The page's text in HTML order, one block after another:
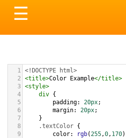
Toggle
navigation
☰
1 <!DOCTYPE html>
2
<title>Color Example</title>
3 <style>
4
div {
5
padding: 20px;
6
margin: 20px;
7
}
8
.textColor {
9
color: rgb(255,0, 170